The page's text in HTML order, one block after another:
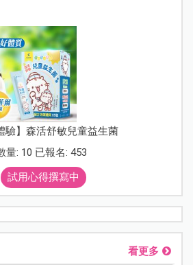
驗】森活舒敏兒童益生菌
量: 10 已報名: 453
試用心得撰寫中
看更多